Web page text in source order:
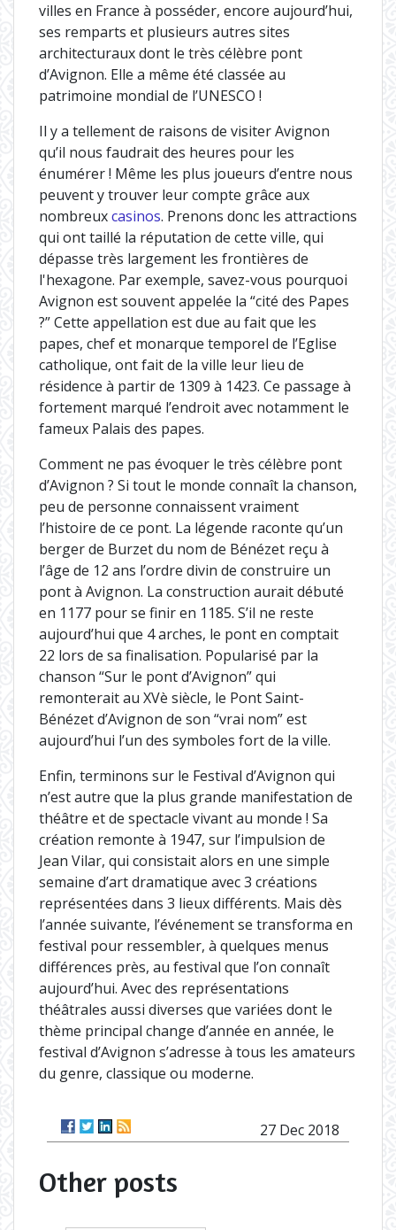
villes en France à posséder, encore aujourd’hui,
ses remparts et plusieurs autres sites
architecturaux dont le très célèbre pont
d’Avignon. Elle a même été classée au
patrimoine mondial de l’UNESCO !
Il y a tellement de raisons de visiter Avignon
qu’il nous faudrait des heures pour les
énumérer ! Même les plus joueurs d’entre nous
peuvent y trouver leur compte grâce aux
nombreuxcasinos. Prenons donc les attractions
qui ont taillé la réputation de cette ville, qui
dépasse très largement les frontières de
l'hexagone. Par exemple, savez-vous pourquoi
Avignon est souvent appelée la “cité des Papes
?” Cette appellation est due au fait que les
papes, chef et monarque temporel de l’Eglise
catholique, ont fait de la ville leur lieu de
résidence à partir de 1309 à 1423. Ce passage à
fortement marqué l’endroit avec notamment le
fameux Palais des papes.
Comment ne pas évoquer le très célèbre pont
d’Avignon ? Si tout le monde connaît la chanson,
peu de personne connaissent vraiment
l’histoire de ce pont. La légende raconte qu’un
berger de Burzet du nom de Bénézet reçu à
l’âge de 12 ans l’ordre divin de construire un
pont à Avignon. La construction aurait débuté
en 1177 pour se finir en 1185. S’il ne reste
aujourd’hui que 4 arches, le pont en comptait
22 lors de sa finalisation. Popularisé par la
chanson “Sur le pont d’Avignon” qui
remonterait au XVè siècle, le Pont Saint-
Bénézet d’Avignon de son “vrai nom” est
aujourd’hui l’un des symboles fort de la ville.
Enfin, terminons sur le Festival d’Avignon qui
n’est autre que la plus grande manifestation de
théâtre et de spectacle vivant au monde ! Sa
création remonte à 1947, sur l’impulsion de
Jean Vilar, qui consistait alors en une simple
semaine d’art dramatique avec 3 créations
représentées dans 3 lieux différents. Mais dès
l’année suivante, l’événement se transforma en
festival pour ressembler, à quelques menus
différences près, au festival que l’on connaît
aujourd’hui. Avec des représentations
théâtrales aussi diverses que variées dont le
thème principal change d’année en année, le
festival d’Avignon s’adresse à tous les amateurs
du genre, classique ou moderne.
27 Dec 2018
Other posts